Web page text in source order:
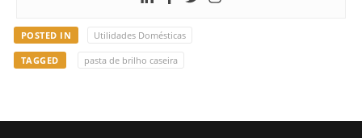
POSTED IN Utilidades Domésticas
TAGGED pasta de brilho caseira